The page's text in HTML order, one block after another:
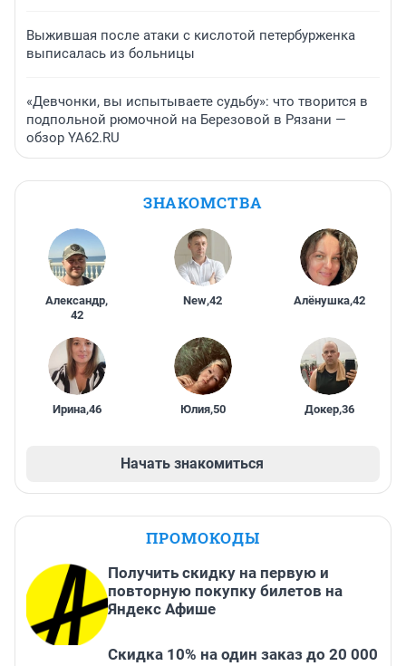
Выжившая после атаки с кислотой петербурженка
выписалась из больницы
«Девчонки, вы испытываете судьбу»: что творится в
подпольной рюмочной на Березовой в Рязани —
обзор YA62.RU
ЗНАКОМСТВА
Александр,
42
New,42 Алёнушка,42
Ирина,46 Юлия,50 Докер,36
Начать знакомиться
ПРОМОКОДЫ
Получить скидку на первую и
повторную покупку билетов на
Яндекс Афише
Скидка 10% на один заказ до 20 000